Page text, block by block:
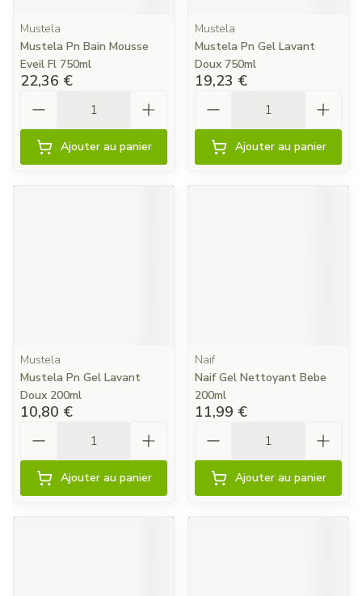
Mustela
Mustela Pn Bain Mousse
Eveil Fl 750ml
22,36 €
Ajouter au panier
Mustela
Mustela Pn Gel Lavant
Doux 750ml
19,23 €
Ajouter au panier
Mustela
Mustela Pn Gel Lavant
Doux 200ml
10,80 €
Ajouter au panier
Naif
Naif Gel Nettoyant Bebe
200ml
11,99 €
Ajouter au panier